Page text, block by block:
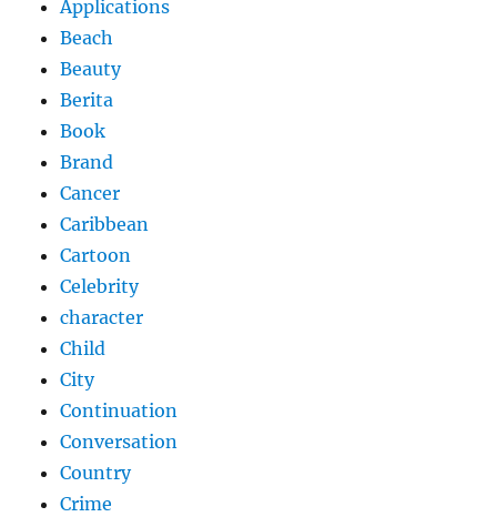
Applications
Beach
Beauty
Berita
Book
Brand
Cancer
Caribbean
Cartoon
Celebrity
character
Child
City
Continuation
Conversation
Country
Crime